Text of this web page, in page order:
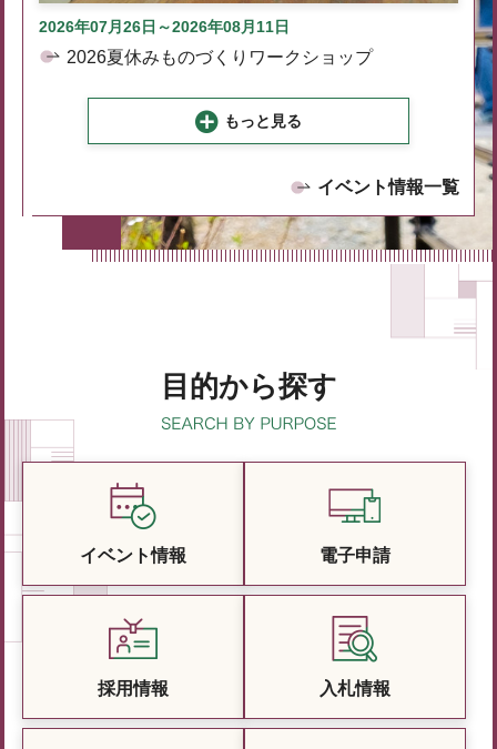
2026年07月26日～2026年08月11日
2026夏休みものづくりワークショップ
もっと見る
イベント情報一覧
目的から探す
イベント情報 電子申請
採用情報 入札情報